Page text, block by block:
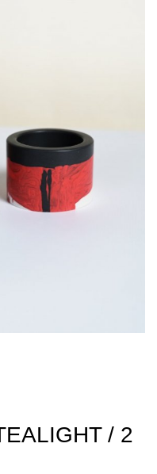
/ 2